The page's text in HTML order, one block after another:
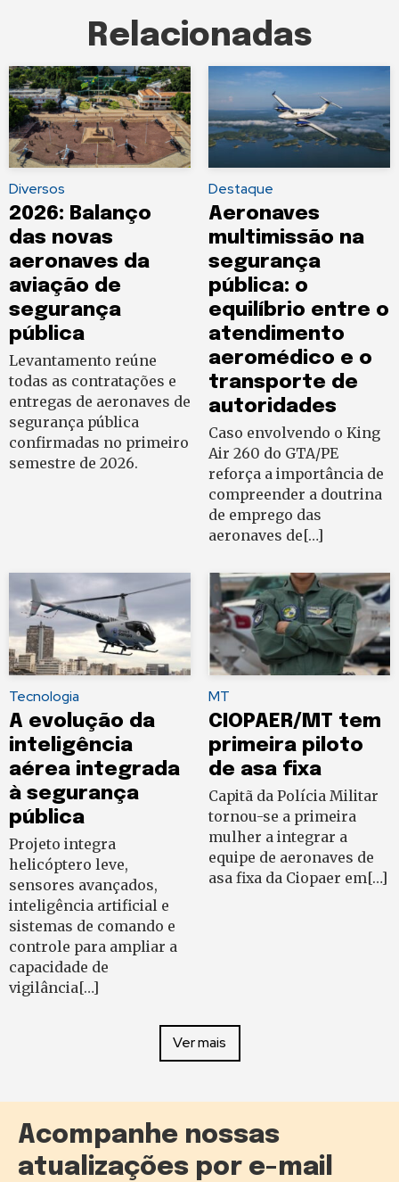
Relacionadas
Diversos
2026: Balanço
das novas
aeronaves da
aviação de
segurança
pública
Levantamento reúne
todas as contratações e
entregas de aeronaves de
segurança pública
confirmadas no primeiro
semestre de 2026.
Destaque
Aeronaves
multimissão na
segurança
pública: o
equilíbrio entre o
atendimento
aeromédico e o
transporte de
autoridades
Caso envolvendo o King
Air 260 do GTA/PE
reforça a importância de
compreender a doutrina
de emprego das
aeronaves de[…]
Tecnologia
A evolução da
inteligência
aérea integrada
à segurança
pública
Projeto integra
helicóptero leve,
sensores avançados,
inteligência artificial e
sistemas de comando e
controle para ampliar a
capacidade de
vigilância[…]
MT
CIOPAER/MT tem
primeira piloto
de asa fixa
Capitã da Polícia Militar
tornou-se a primeira
mulher a integrar a
equipe de aeronaves de
asa fixa da Ciopaer em[…]
Ver mais
Acompanhe nossas
atualizações por e-mail